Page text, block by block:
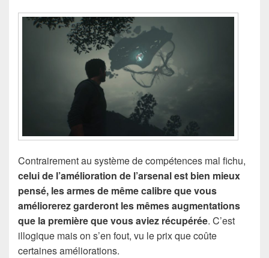
Contrairement au système de compétences mal fichu,
celui de l’amélioration de l’arsenal est bien mieux
pensé, les armes de même calibre que vous
améliorerez garderont les mêmes augmentations
que la première que vous aviez récupérée. C’est
illogique mais on s’en fout, vu le prix que coûte
certaines améliorations.